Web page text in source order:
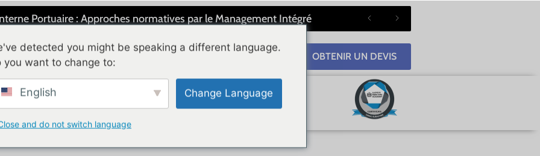
Portuaire : Approches normatives par le Management Intégré
OBTENIR UN DEVIS
VOS BESOINS QUI SOMMES NOUS
detected you might be speaking a different language.
you want to change to:
English Change Language
and do not switch language